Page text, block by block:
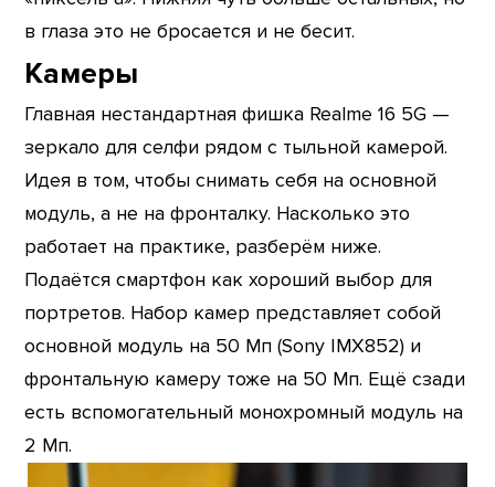
в глаза это не бросается и не бесит.
Камеры
Главная нестандартная фишка Realme 16 5G —
зеркало для селфи рядом с тыльной камерой.
Идея в том, чтобы снимать себя на основной
модуль, а не на фронталку. Насколько это
работает на практике, разберём ниже.
Подаётся смартфон как хороший выбор для
портретов. Набор камер представляет собой
основной модуль на 50 Мп (Sony IMX852) и
фронтальную камеру тоже на 50 Мп. Ещё сзади
есть вспомогательный монохромный модуль на
2 Мп.